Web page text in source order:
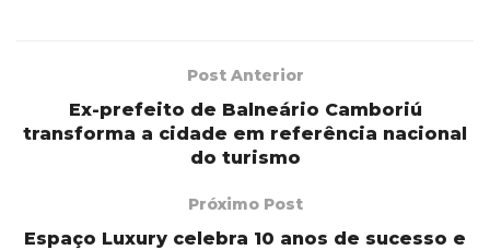
Post Anterior
Ex-prefeito de Balneário Camboriú
transforma a cidade em referência nacional
do turismo
Próximo Post
Espaço Luxury celebra 10 anos de sucesso e